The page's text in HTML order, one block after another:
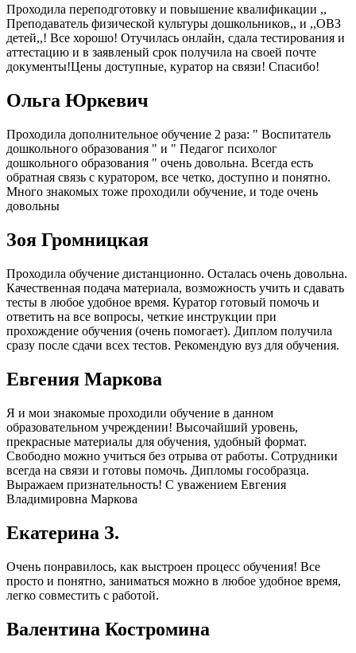
Проходила переподготовку и повышение квалификации ,,
Преподаватель физической культуры дошкольников,, и ,,ОВЗ
детей,,! Все хорошо! Отучилась онлайн, сдала тестирования и
аттестацию и в заявленый срок получила на своей почте
документы!Цены доступные, куратор на связи! Спасибо!
Ольга Юркевич
Проходила дополнительное обучение 2 раза: " Воспитатель
дошкольного образования " и " Педагог психолог
дошкольного образования " очень довольна. Всегда есть
обратная связь с куратором, все четко, доступно и понятно.
Много знакомых тоже проходили обучение, и тоде очень
довольны
Зоя Громницкая
Проходила обучение дистанционно. Осталась очень довольна.
Качественная подача материала, возможность учить и сдавать
тесты в любое удобное время. Куратор готовый помочь и
ответить на все вопросы, четкие инструкции при
прохождение обучения (очень помогает). Диплом получила
сразу после сдачи всех тестов. Рекомендую вуз для обучения.
Евгения Маркова
Я и мои знакомые проходили обучение в данном
образовательном учреждении! Высочайший уровень,
прекрасные материалы для обучения, удобный формат.
Свободно можно учиться без отрыва от работы. Сотрудники
всегда на связи и готовы помочь. Дипломы гособразца.
Выражаем признательность! С уважением Евгения
Владимировна Маркова
Екатерина З.
Очень понравилось, как выстроен процесс обучения! Все
просто и понятно, заниматься можно в любое удобное время,
легко совместить с работой.
Валентина Костромина